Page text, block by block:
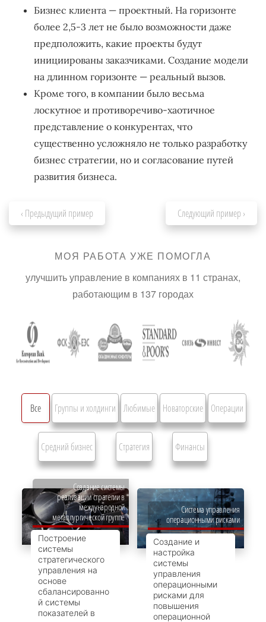
Бизнес клиента — проектный. На горизонте
более 2,5-3 лет не было возможности даже
предположить, какие проекты будут
инициированы заказчиками. Создание модели
на длинном горизонте — реальный вызов.
Кроме того, в компании было весьма
лоскутное и противоречиво-хаотичное
представление о конкурентах, что
существенно усложняло не только разработку
бизнес стратегии, но и согласование путей
развития бизнеса.
‹ Предыдущий пример Следующий пример ›
МОЯ РАБОТА УЖЕ ПОМОГЛА
улучшить управление в компаниях в 11 странах,
работающим в 137 городах
Все Группы и холдинги Любимые Новаторские Операции
Средний бизнес Стратегия Финансы
Создание системы
реализации стратегии в
международной
металлургической группе
Построение
системы
стратегического
управления на
основе
сбалансированно
й системы
показателей в
Система управления
операционными рисками
Создание и
настройка
системы
управления
операционными
рисками для
повышения
операционной